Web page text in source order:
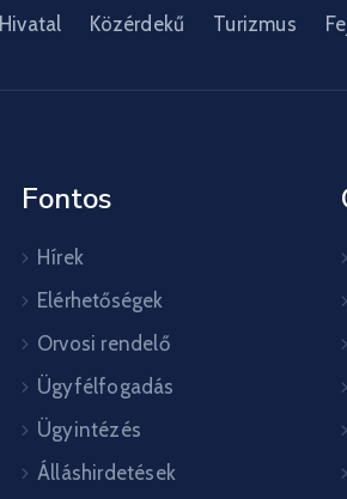
Hivatal Közérdekű Turizmus
Fontos
Hírek
Elérhetőségek
Orvosi rendelő
Ügyfélfogadás
Ügyintézés
Álláshirdetések